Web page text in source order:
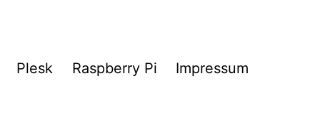
Plesk Raspberry Pi Impressum